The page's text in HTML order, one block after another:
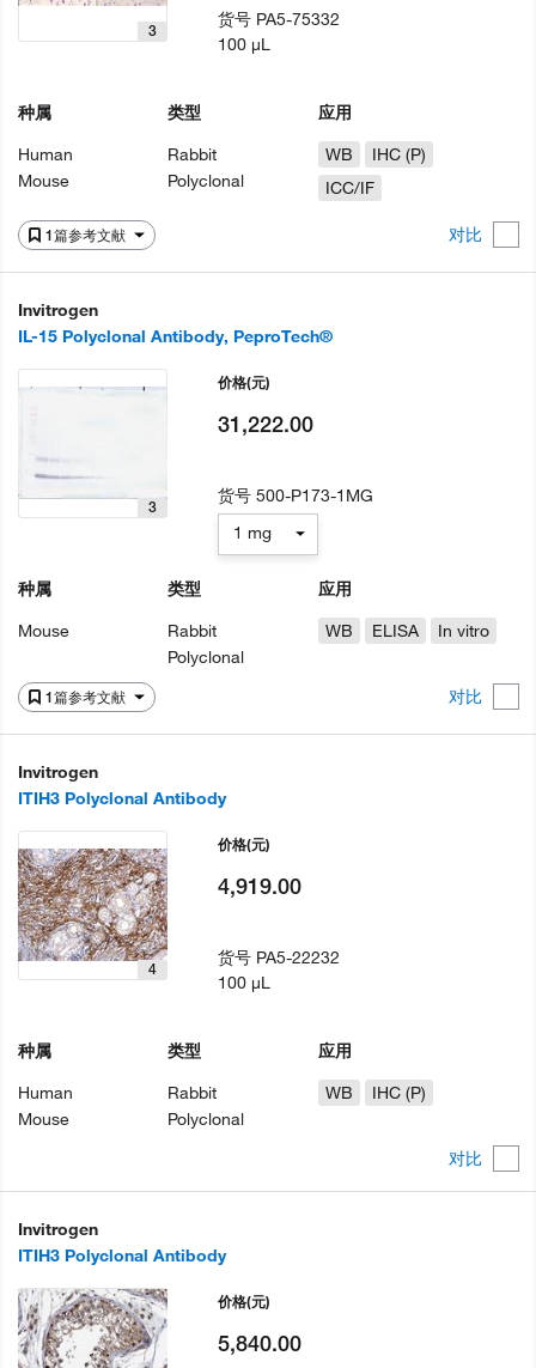
1篇参考文献 对比
3
种属
Human
Mouse
类型
Rabbit
Polyclonal
应用
WB
IHC (P)
ICC/IF
货号 PA5-75332
100 µL
Invitrogen
IL-15 Polyclonal Antibody, PeproTech®
1篇参考文献 对比
3
种属
Mouse
类型
Rabbit
Polyclonal
应用
WB
ELISA In vitro
价格(元)
31,222.00
货号500-P173-1MG
1 mg
Invitrogen
ITIH3 Polyclonal Antibody
对比
4
种属
Human
Mouse
类型
Rabbit
Polyclonal
应用
WB
IHC (P)
价格(元)
4,919.00
货号 PA5-22232
100 µL
Invitrogen
ITIH3 Polyclonal Antibody
价格(元)
5,840.00